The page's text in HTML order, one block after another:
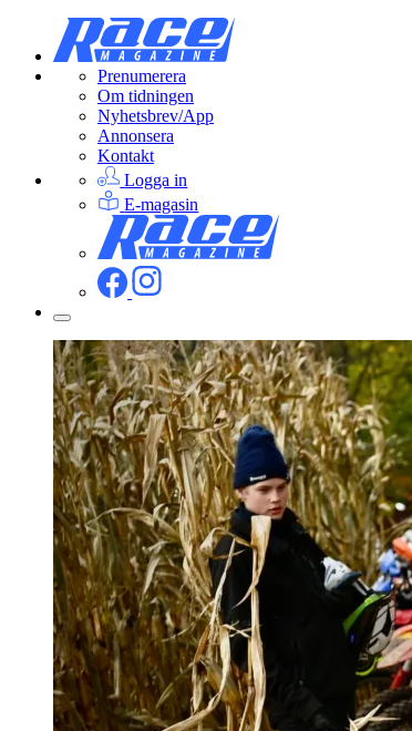
Prenumerera
Om tidningen
Nyhetsbrev/App
Annonsera
Kontakt
Logga in
E-magasin